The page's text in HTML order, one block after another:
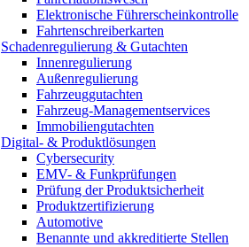
Elektronische Führerscheinkontrolle
Fahrtenschreiberkarten
Schadenregulierung & Gutachten
Innenregulierung
Außenregulierung
Fahrzeuggutachten
Fahrzeug-Managementservices
Immobiliengutachten
Digital- & Produktlösungen
Cybersecurity
EMV- & Funkprüfungen
Prüfung der Produktsicherheit
Produktzertifizierung
Automotive
Benannte und akkreditierte Stellen